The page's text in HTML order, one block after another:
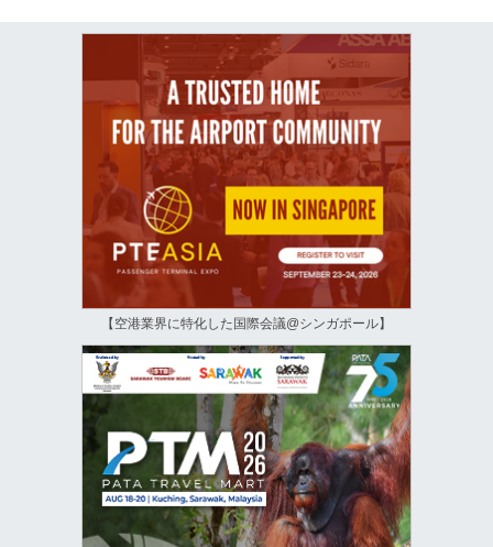
【空港業界に特化した国際会議@シンガポール】